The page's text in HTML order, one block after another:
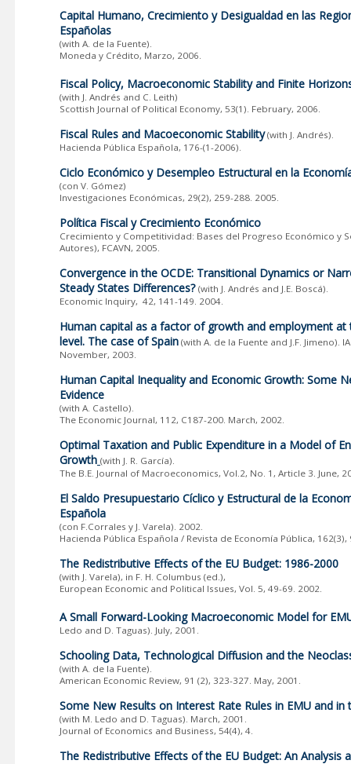
Capital Humano, Crecimiento y Desigualdad en las
Españolas
(with A. de la Fuente).
Moneda y Crédito, Marzo, 2006.
Fiscal Policy, Macroeconomic Stability and Finite
(with J. Andrés and C. Leith)
Scottish Journal of Political Economy, 53(1). February, 2006.
Fiscal Rules and Macoeconomic Stability(with J. Andrés).
Hacienda Pública Española, 176-(1-2006).
Ciclo Económico y Desempleo Estructural en la
(con V. Gómez)
Investigaciones Económicas, 29(2), 259-288. 2005.
Política Fiscal y Crecimiento Económico
Crecimiento y Competitividad: Bases del Progreso Económico y
Autores), FCAVN, 2005.
Convergence in the OCDE: Transitional Dynamics or
Steady States Differences? (with J. Andrés and J.E. Boscá).
Economic Inquiry, 42, 141-149. 2004.
Human capital as a factor of growth and employment at
level. The case of Spain (with A. de la Fuente and J.F. Jimeno).
November, 2003.
Human Capital Inequality and Economic Growth: Some
Evidence
(with A. Castello).
The Economic Journal, 112, C187-200. March, 2002.
Optimal Taxation and Public Expenditure in a Model of
Growth (with J. R. García).
The B.E. Journal of Macroeconomics, Vol.2, No. 1, Article 3. June,
El Saldo Presupuestario Cíclico y Estructural de la
Española
(con F.Corrales y J. Varela). 2002.
Hacienda Pública Española / Revista de Economía Pública, 162(3),
The Redistributive Effects of the EU Budget: 1986-2000
(with J. Varela), in F. H. Columbus (ed.),
European Economic and Political Issues, Vol. 5, 49-69. 2002.
A Small Forward-Looking Macroeconomic Model for
Ledo and D. Taguas). July, 2001.
Schooling Data, Technological Diffusion and the
(with A. de la Fuente).
American Economic Review, 91 (2), 323-327. May, 2001.
Some New Results on Interest Rate Rules in EMU and in
(with M. Ledo and D. Taguas). March, 2001.
Journal of Economics and Business, 54(4), 4.
The Redistributive Effects of the EU Budget: An Analysis